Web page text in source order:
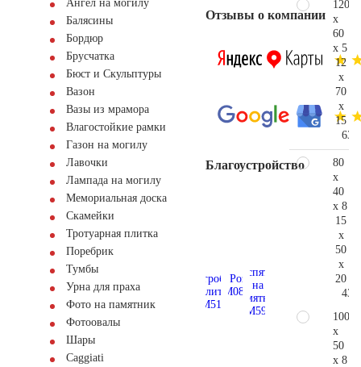
Ангел на могилу
Балясины
Бордюр
Брусчатка
Бюст и Скульптуры
Вазон
Вазы из мрамора
Влагостойкие рамки
Газон на могилу
Лавочки
Лампада на могилу
Мемориальная доска
Скамейки
Тротуарная плитка
Поребрик
Тумбы
Урна для праха
Фото на памятник
Фотоовалы
Шары
Сaggiati
Отзывы о компании
Благоустройство
120
x
60
x 5
12
x
70
x
15
80
x
40
x 8
15
x
50
x
20
100
x
50
x 8